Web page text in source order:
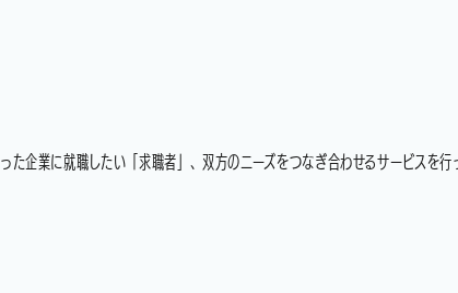
た企業に就職したい「求職者」、双方のニーズをつなぎ合わせるサービスを行